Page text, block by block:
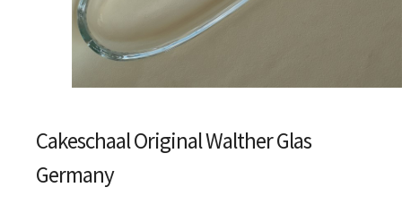
Cakeschaal Original Walther Glas
Germany